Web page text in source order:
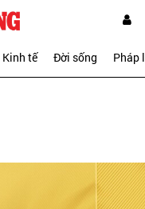
Kinh tế Đời sống Pháp